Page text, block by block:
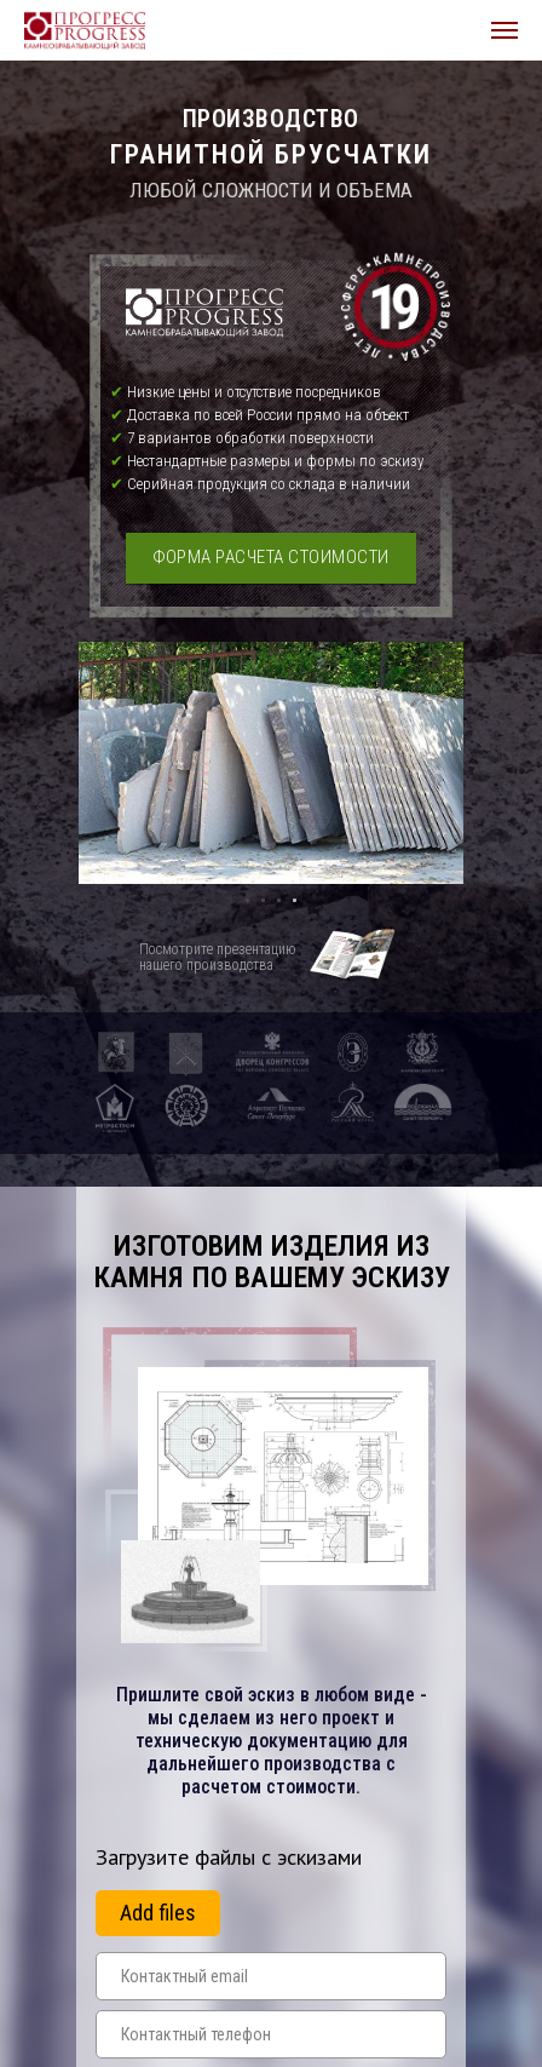
ЛЮБОЙ СЛОЖНОСТИ И ОБЪЕМА
ФОРМА РАСЧЕТА СТОИМОСТИ
✔Низкие цены и отсутствие посредников
✔Доставка по всей России прямо на объект
✔7 вариантов обработки поверхности
✔ Нестандартные размеры и формы по эскизу
✔Серийная продукция со склада в наличии
Посмотрите презентацию
нашего производства
ПРОИЗВОДСТВО
ГРАНИТНОЙ БРУСЧАТКИ
ИЗГОТОВИМ ИЗДЕЛИЯ ИЗ
КАМНЯ ПО ВАШЕМУ ЭСКИЗУ
Загрузите файлы с эскизами
Add files
Пришлите свой эскиз в любом виде -
мы сделаем из него проект и
техническую документацию для
дальнейшего производства с
расчетом стоимости.